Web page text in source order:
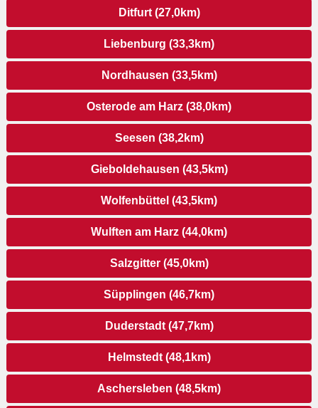
Ditfurt (27,0km)
Liebenburg (33,3km)
Nordhausen (33,5km)
Osterode am Harz (38,0km)
Seesen (38,2km)
Gieboldehausen (43,5km)
Wolfenbüttel (43,5km)
Wulften am Harz (44,0km)
Salzgitter (45,0km)
Süpplingen (46,7km)
Duderstadt (47,7km)
Helmstedt (48,1km)
Aschersleben (48,5km)